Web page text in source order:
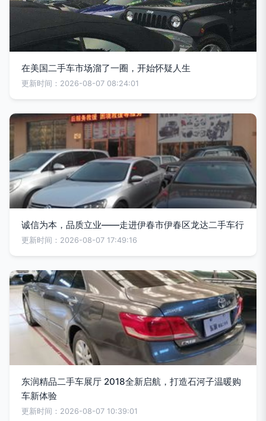
在美国二手车市场溜了一圈，开始怀疑人生
更新时间：2026-08-07 08:24:01
诚信为本，品质立业——走进伊春市伊春区龙达二手车行
更新时间：2026-08-07 17:49:16
东润精品二手车展厅 2018全新启航，打造石河子温暖购
车新体验
更新时间：2026-08-07 10:39:01